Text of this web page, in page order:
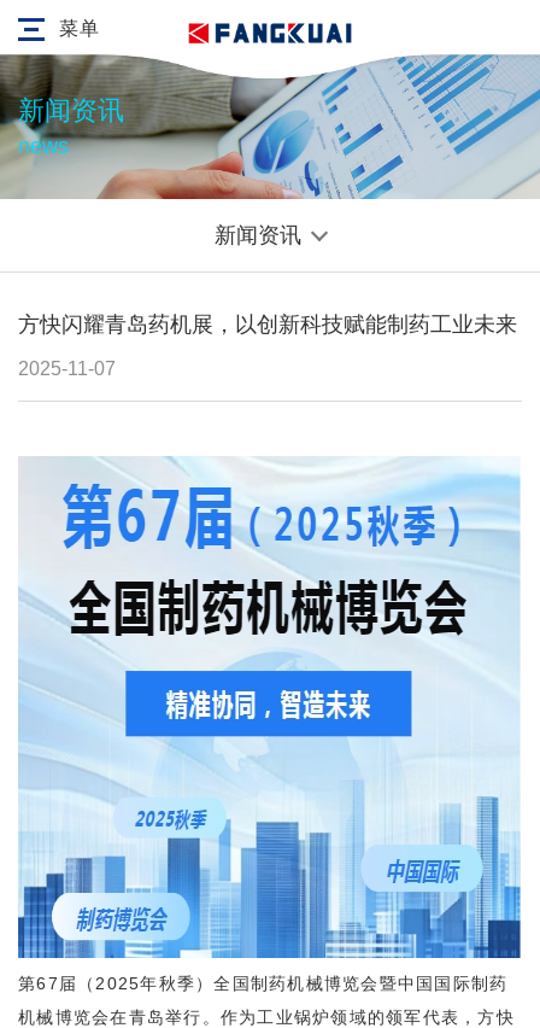
菜单
新闻资讯
news
新闻资讯
方快闪耀青岛药机展，以创新科技赋能制药工业未来
2025-11-07
第67届（2025年秋季）全国制药机械博览会暨中国国际制药
机械博览会在青岛举行。作为工业锅炉领域的领军代表，方快